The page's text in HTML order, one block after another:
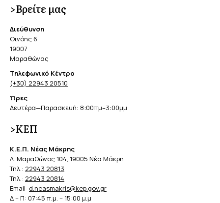
>Βρείτε μας
Διεύθυνση
Οινόης 6
19007
Μαραθώνας
Τηλεφωνικό Κέντρο
(+30) 22943 20510
Ώρες
Δευτέρα—Παρασκευή: 8:00πμ–3:00μμ
>ΚΕΠ
Κ.Ε.Π. Νέας Μάκρης
Λ. Μαραθώνος 104, 19005 Νέα Μάκρη
Τηλ.: 22943 20813
Τηλ.: 22943 20814
Email: d.neasmakris@kep.gov.gr
Δ – Π: 07:45 π.μ. – 15:00 μ.μ